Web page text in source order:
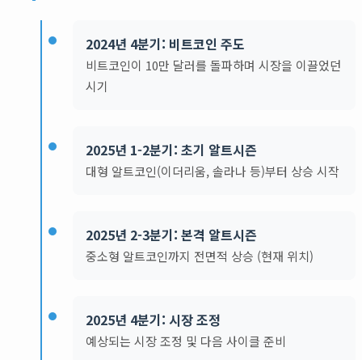
2024년 4분기: 비트코인 주도
비트코인이 10만 달러를 돌파하며 시장을 이끌었던
시기
2025년 1-2분기: 초기 알트시즌
대형 알트코인(이더리움, 솔라나 등)부터 상승 시작
2025년 2-3분기: 본격 알트시즌
중소형 알트코인까지 전면적 상승 (현재 위치)
2025년 4분기: 시장 조정
예상되는 시장 조정 및 다음 사이클 준비